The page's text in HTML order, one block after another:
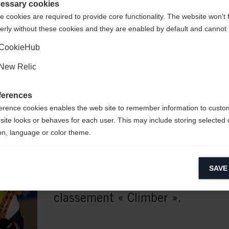
la deuxième place derrière
cette place jusqu'à la fin dans
et a également célébré sa
général.
Les femmes avaient également
Teresa Stadlober s'est
Climb » et a décroché la
classement général ainsi que la
classement « Climber ».
(English)
Oui, je souhaite être redirigé(e)
cookies
cookies are required to provide core functionality. The website won't
without these cookies and they are enabled by default and cannot
New Relic
cookies enables the web site to remember information to
looks or behaves for each user. This may include storing selected
language or color theme.
cookies help us improve our website by collecting and reporting
cookies
cookies are used to track visitors across websites to allow